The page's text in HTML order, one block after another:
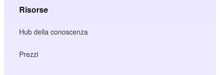
Risorse
Hub della conoscenza
Prezzi